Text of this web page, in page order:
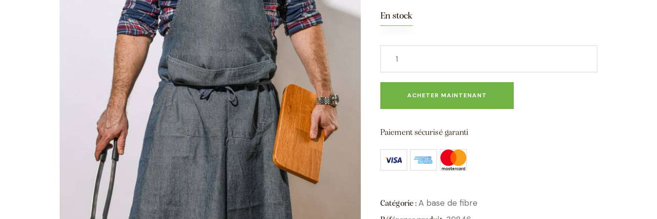
En stock
ACHETER MAINTENANT
Paiement sécurisé garanti
Catégorie :A base de fibre